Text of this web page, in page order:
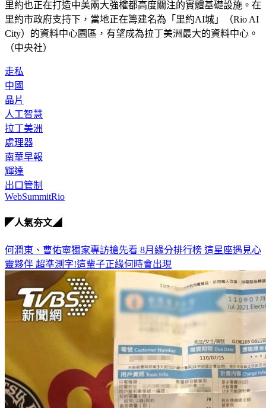
里約也正在打造中美兩大強權都高度關注的實體基礎設施。在
里約市政府支持下，當地正在籌建名為「里約AI城」（Rio AI
City）的資料中心園區，有望成為拉丁美洲最大的資料中心。
（中央社）
走私
中國
晶片
人工智慧
拉丁美洲
處理器
南華早報
輝達
出口管制
WebSummitRio
◤人氣夯文◢
何潤東、曹佑寧獨家專訪搶先看 8月緣分排行榜 這星座遇見心
靈夥伴 超準測字!這輩子正緣何時會出現